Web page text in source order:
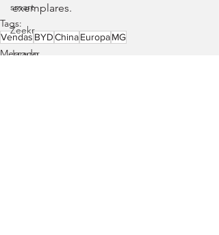
smart
Zeekr
Jaguar
exemplares.
Tags:
VendasBYDChinaEuropaMG
Mercado